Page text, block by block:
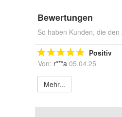
Bewertungen
So haben Kunden, die
Positiv
Von: r***a 05.04.25
Mehr...